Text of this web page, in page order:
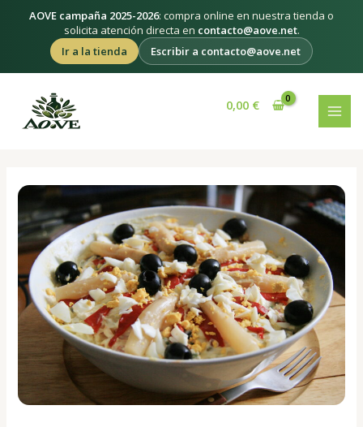
AOVE campaña 2025-2026: compra online en nuestra tienda o
solicita atención directa en contacto@aove.net.
Ir a la tienda
Escribir a contacto@aove.net
contenido
0,00 €
de
entradas